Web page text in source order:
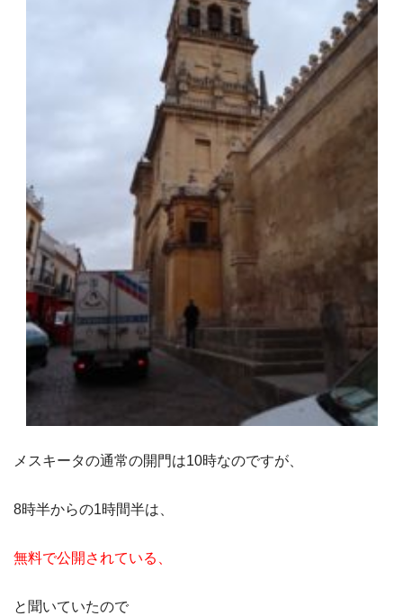
メスキータの通常の開門は10時なのですが、
8時半からの1時間半は、
無料で公開されている、
と聞いていたので